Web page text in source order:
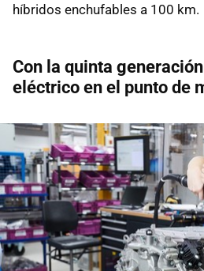
híbridos enchufables a 100 km.
Con la quinta
eléctrico en el punto de